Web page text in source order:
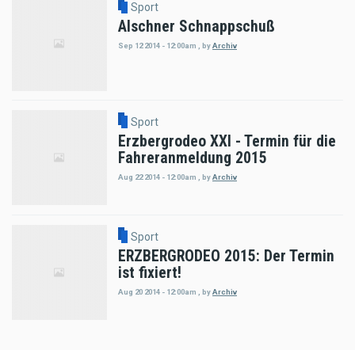
Sport
Alschner Schnappschuß
Sep 12 2014 - 12:00am , byArchiv
Sport
Erzbergrodeo XXI - Termin für die
Fahreranmeldung 2015
Aug 22 2014 - 12:00am byArchiv
Sport
ERZBERGRODEO 2015: Der Termin
ist fixiert!
Aug 20 2014 - 12:00am byArchiv